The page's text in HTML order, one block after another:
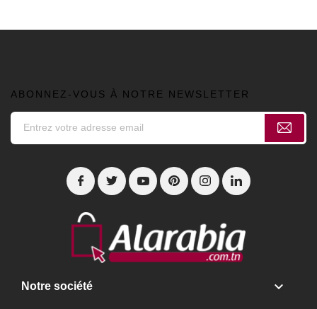
ABONNEZ-VOUS À NOTRE NEWSLETTER
Notre société 